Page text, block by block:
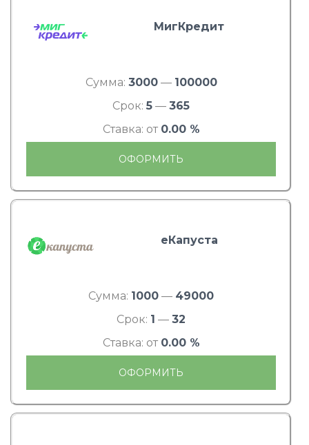
МигКредит
Сумма: 3000— 100000
Срок: 5 — 365
Ставка: от 0.00 %
ОФОРМИТЬ
еКапуста
Сумма: 1000 — 49000
Срок: 1 — 32
Ставка: от 0.00 %
ОФОРМИТЬ